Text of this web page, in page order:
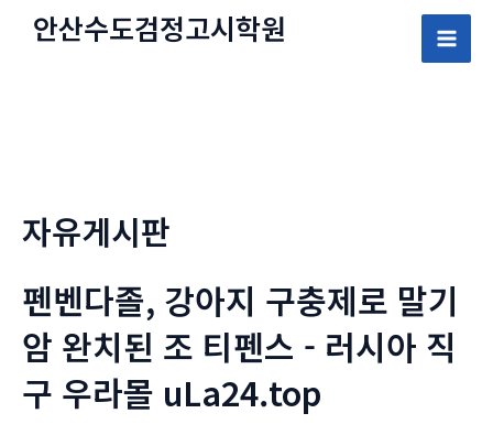
안산수도검정고시학원
Main
자유게시판
펜벤다졸, 강아지 구충제로 말기
암 완치된 조 티펜스 - 러시아 직
구 우라몰 uLa24.top